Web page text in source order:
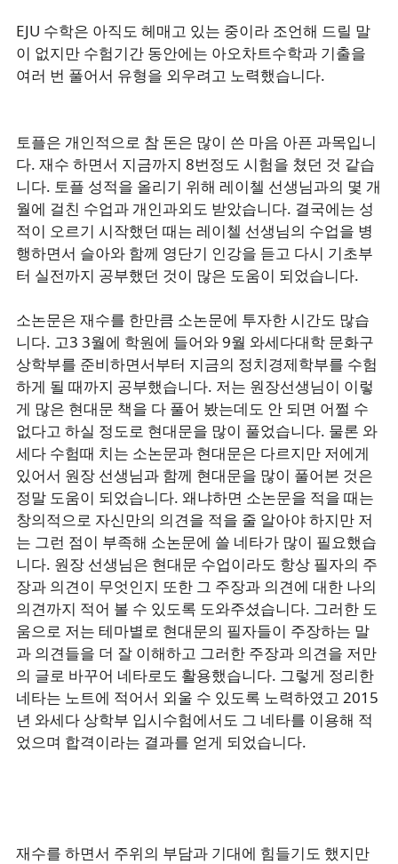
EJU 수학은 아직도 헤매고 있는 중이라 조언해 드릴 말
이 없지만 수험기간 동안에는 아오차트수학과 기출을
여러 번 풀어서 유형을 외우려고 노력했습니다.
토플은 개인적으로 참 돈은 많이 쓴 마음 아픈 과목입니
다. 재수 하면서 지금까지 8번정도 시험을 쳤던 것 같습
니다. 토플 성적을 올리기 위해 레이첼 선생님과의 몇 개
월에 걸친 수업과 개인과외도 받았습니다. 결국에는 성
적이 오르기 시작했던 때는 레이첼 선생님의 수업을 병
행하면서 슬아와 함께 영단기 인강을 듣고 다시 기초부
터 실전까지 공부했던 것이 많은 도움이 되었습니다.
소논문은 재수를 한만큼 소논문에 투자한 시간도 많습
니다. 고3 3월에 학원에 들어와 9월 와세다대학 문화구
상학부를 준비하면서부터 지금의 정치경제학부를 수험
하게 될 때까지 공부했습니다. 저는 원장선생님이 이렇
게 많은 현대문 책을 다 풀어 봤는데도 안 되면 어쩔 수
없다고 하실 정도로 현대문을 많이 풀었습니다. 물론 와
세다 수험때 치는 소논문과 현대문은 다르지만 저에게
있어서 원장 선생님과 함께 현대문을 많이 풀어본 것은
정말 도움이 되었습니다. 왜냐하면 소논문을 적을 때는
창의적으로 자신만의 의견을 적을 줄 알아야 하지만 저
는 그런 점이 부족해 소논문에 쓸 네타가 많이 필요했습
니다. 원장 선생님은 현대문 수업이라도 항상 필자의 주
장과 의견이 무엇인지 또한 그 주장과 의견에 대한 나의
의견까지 적어 볼 수 있도록 도와주셨습니다. 그러한 도
움으로 저는 테마별로 현대문의 필자들이 주장하는 말
과 의견들을 더 잘 이해하고 그러한 주장과 의견을 저만
의 글로 바꾸어 네타로도 활용했습니다. 그렇게 정리한
네타는 노트에 적어서 외울 수 있도록 노력하였고 2015
년 와세다 상학부 입시수험에서도 그 네타를 이용해 적
었으며 합격이라는 결과를 얻게 되었습니다.
재수를 하면서 주위의 부담과 기대에 힘들기도 했지만